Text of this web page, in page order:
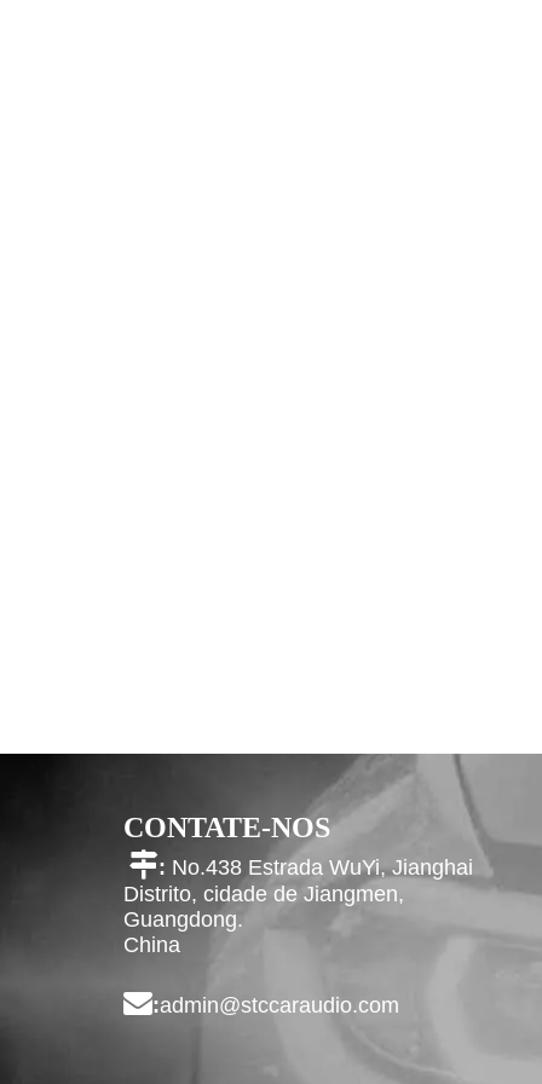
CONTATE-NOS
: No.438 Estrada WuYi, Jianghai
Distrito, cidade de Jiangmen,
Guangdong.
China
:admin@stccaraudio.com